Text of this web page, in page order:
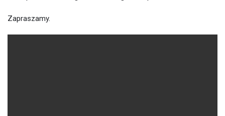
Zapraszamy.